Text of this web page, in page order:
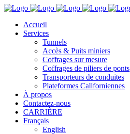
Accueil
Services
Tunnels
Accès & Puits miniers
Coffrages sur mesure
Coffrages de piliers de ponts
Transporteurs de conduites
Plateformes Californiennes
À propos
Contactez-nous
CARRIÈRE
Français
English